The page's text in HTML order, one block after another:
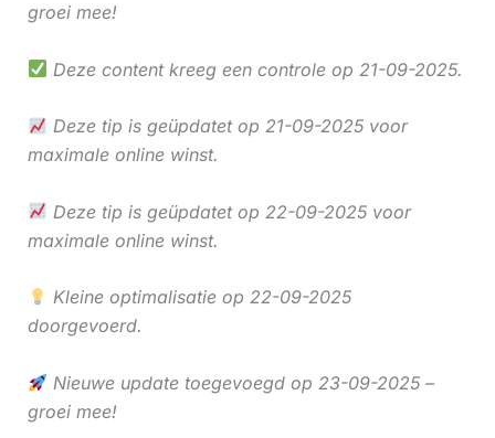
groei mee!
Deze content kreeg een controle op 21-09-2025.
Deze tip is geüpdatet op 21-09-2025 voor
maximale online winst.
Deze tip is geüpdatet op 22-09-2025 voor
maximale online winst.
Kleine optimalisatie op 22-09-2025
doorgevoerd.
Nieuwe update toegevoegd op 23-09-2025 –
groei mee!